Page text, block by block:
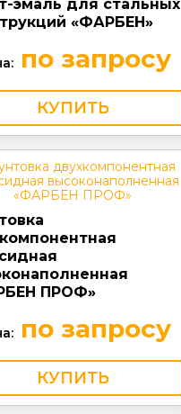
эмаль для стальных
«ФАРБЕН»
по запросу
КУПИТЬ
ПРОФ»
по запросу
КУПИТЬ